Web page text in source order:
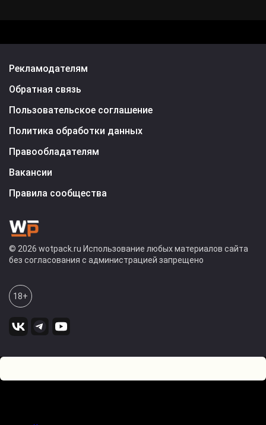
Рекламодателям
Обратная связь
Пользовательское соглашение
Политика обработки данных
Правообладателям
Вакансии
Правила сообщества
© 2026 wotpack.ru Использование любых материалов сайта
без согласования с администрацией запрещено
18+